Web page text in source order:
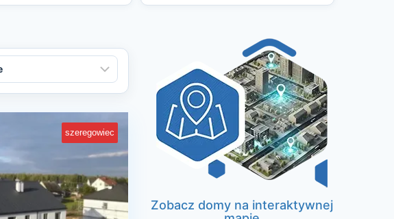
szeregowiec
Zobacz domy na interaktywnej